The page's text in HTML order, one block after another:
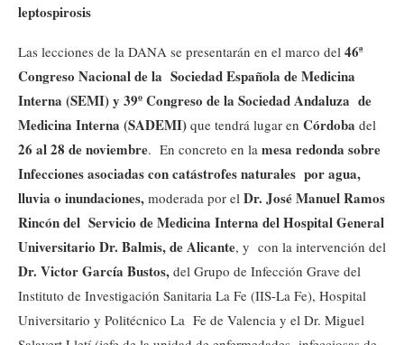
leptospirosis
Las lecciones de la DANA se presentarán en el marco del 46ª
Congreso Nacional de la Sociedad Española de Medicina
Interna (SEMI) y 39º Congreso de la Sociedad Andaluza de
Medicina Interna (SADEMI) que tendrá lugar en Córdoba del
26 al 28 de noviembre. En concreto en la mesa redonda sobre
Infecciones asociadas con catástrofes naturales por agua,
lluvia o inundaciones, moderada por el Dr. José Manuel Ramos
Rincón del Servicio de Medicina Interna del Hospital General
Universitario Dr. Balmis, de Alicante, y con la intervención del
Dr. Victor García Bustos, del Grupo de Infección Grave del
Instituto de Investigación Sanitaria La Fe (IIS-La Fe), Hospital
Universitario y Politécnico La Fe de Valencia y el Dr. Miguel